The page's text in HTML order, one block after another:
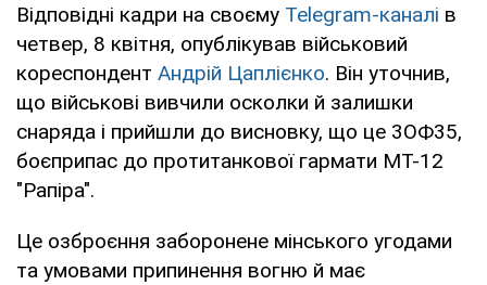
Відповідні кадри на своєму Telegram-каналі в
четвер, 8 квітня, опублікував військовий
кореспондент Андрій Цаплієнко. Він уточнив,
що військові вивчили осколки й залишки
снаряда і прийшли до висновку, що це 3ОФ35,
боєприпас до протитанкової гармати МТ-12
"Рапіра".
Це озброєння заборонене мінського угодами
та умовами припинення вогню й має